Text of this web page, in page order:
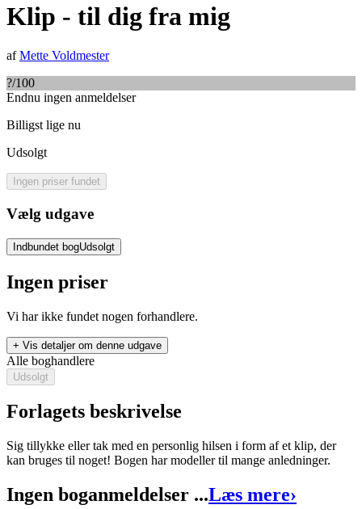
Klip - til dig fra mig
afMette Voldmester
?/100
Endnu ingen anmeldelser
Billigst lige nu
Udsolgt
Ingen priser fundet
Vælg udgave
Indbundet bogUdsolgt
Ingen priser
Vi har ikke fundet nogen forhandlere.
+ Vis detaljer om denne udgave
Forfatter: Mette Voldmester
Alle boghandlere
Udsolgt
Forlagets beskrivelse
Sig tillykke eller tak med en personlig hilsen i form af et klip, der
kan bruges til noget! Bogen har modeller til mange anledninger.
Ingen boganmeldelser ...Læs mere›